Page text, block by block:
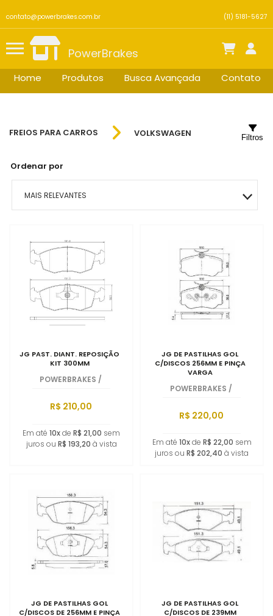
contato@powerbrakes.com.br (11) 5181-5627
PowerBrakes
Home Produtos Busca Avançada Contato
FREIOS PARA CARROS VOLKSWAGEN
Ordenar por
MAIS RELEVANTES
MENOR PREÇO
MAIOR PREÇO
A - Z
Filtros
JG PAST. DIANT. REPOSIÇÃO
KIT 300MM
POWERBRAKES /
R$ 210,00
Em até 10xde R$ 21,00 sem
juros ou R$ 193,20 à vista
JG DE PASTILHAS GOL
C/DISCOS 256MM E PINÇA
VARGA
POWERBRAKES /
R$ 220,00
Em até 10xde R$ 22,00 sem
juros ou R$ 202,40 à vista
JG DE PASTILHAS GOL
C/DISCOS DE 256MM E PINÇA
JG DE PASTILHAS GOL
C/DISCOS DE 239MM